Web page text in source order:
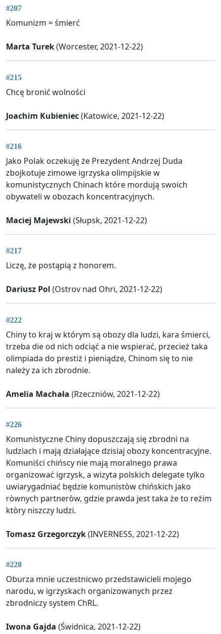
#207
Komunizm = śmierć
Marta Turek(Worcester, 2021-12-22)
#215
Chcę bronić wolności
Joachim Kubieniec(Katowice, 2021-12-22)
#216
Jako Polak oczekuję że Prezydent Andrzej Duda
zbojkotuje zimowe igrzyska olimpijskie w
komunistycznych Chinach które mordują swoich
obywateli w obozach koncentracyjnych.
Maciej Majewski (Słupsk, 2021-12-22)
#217
Liczę, że postąpią z honorem.
Dariusz Pol (Ostrov nad Ohri, 2021-12-22)
#222
Chiny to kraj w którym są obozy dla ludzi, kara śmierci,
trzeba die od nich odciąć a nie wspierać, przecież taka
olimpiada do prestiż i pieniądze, Chinom się to nie
należy za ich zbrodnie.
Amelia Machała (Rzeczniów, 2021-12-22)
#226
Komunistyczne Chiny dopuszczają się zbrodni na
ludziach i mają działające dzisiaj obozy koncentracyjne.
Komuniści chińscy nie mają moralnego prawa
organizować igrzysk, a wizyta polskich delegate tylko
uwiarygadniać będzie komunistòw chińskich jako
ròwnych partneròw, gdzie prawda jest taka że to reżim
ktòry niszczy ludzi.
Tomasz Grzegorczyk(INVERNESS, 2021-12-22)
#228
Oburza mnie uczestnicwo przedstawicieli mojego
narodu, w igrzyskach organizowanych przez
zbrodniczy system ChRL.
Iwona Gajda (Świdnica, 2021-12-22)